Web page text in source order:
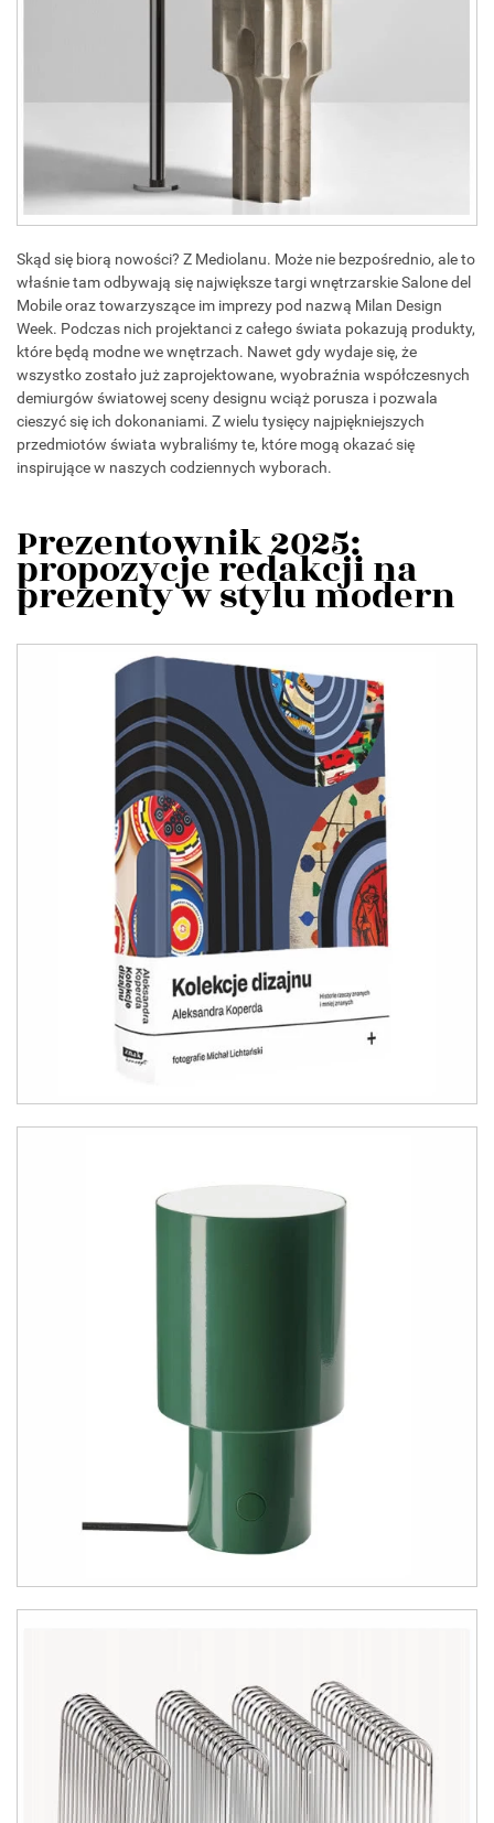
Skąd się biorą nowości? Z Mediolanu. Może nie bezpośrednio, ale to
właśnie tam odbywają się największe targi wnętrzarskie Salone del
Mobile oraz towarzyszące im imprezy pod nazwą Milan Design
Week. Podczas nich projektanci z całego świata pokazują produkty,
które będą modne we wnętrzach. Nawet gdy wydaje się, że
wszystko zostało już zaprojektowane, wyobraźnia współczesnych
demiurgów światowej sceny designu wciąż porusza i pozwala
cieszyć się ich dokonaniami. Z wielu tysięcy najpiękniejszych
przedmiotów świata wybraliśmy te, które mogą okazać się
inspirujące w naszych codziennych wyborach.
Prezentownik 2025:
propozycje redakcji na
prezenty w stylu modern